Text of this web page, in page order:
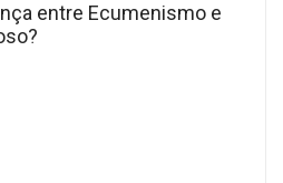
entre Ecumenismo e